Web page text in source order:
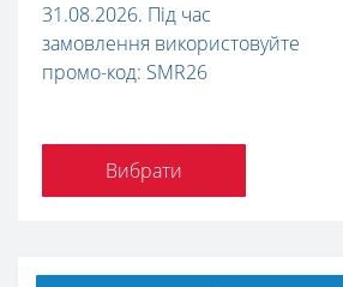
31.08.2026. Під час
замовлення використовуйте
промо-код: SMR26
Вибрати